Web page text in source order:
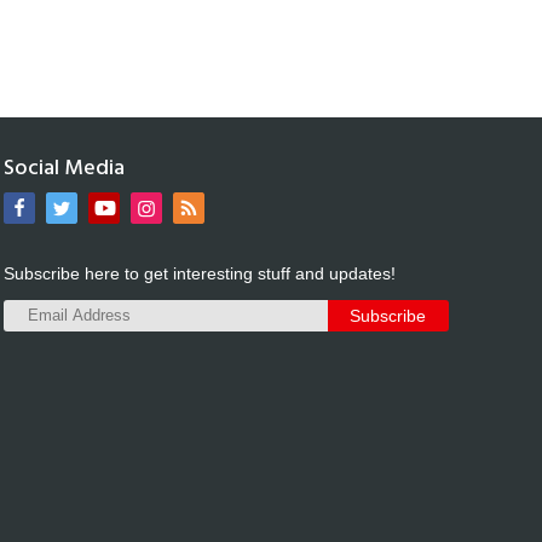
Social Media
Subscribe here to get interesting stuff and updates!